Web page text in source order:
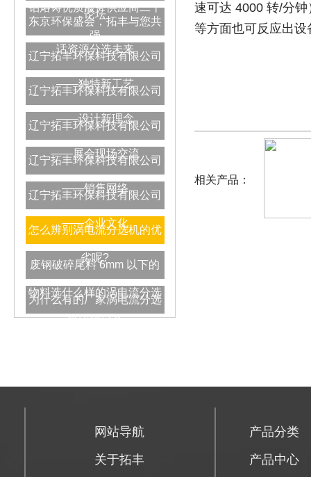
铝熔铸优质服务供应商二十
强
论坛
东京环保盛会，拓丰与您共
话资源分选未来
辽宁拓丰环保科技有限公司
——独特新工艺
辽宁拓丰环保科技有限公司
——设计新理念
辽宁拓丰环保科技有限公司
——展会现场交流
辽宁拓丰环保科技有限公司
——销售网络
辽宁拓丰环保科技有限公司
——企业文化
怎么辨别涡电流分选机的优
劣呢?
废钢破碎尾料 6mm 以下的
物料选什么样的涡电流分选
机比较好？
为什么有的厂家涡电流分选
速可达 4000 转/分
等方面也可反应出
相关产品：
网站导航
关于拓丰
产品分类
产品中心